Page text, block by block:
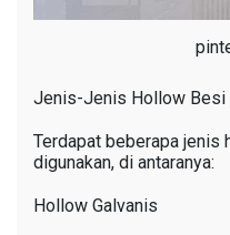
Jenis-Jenis Hollow Besi
Terdapat beberapa jenis
digunakan, di antaranya:
Hollow Galvanis